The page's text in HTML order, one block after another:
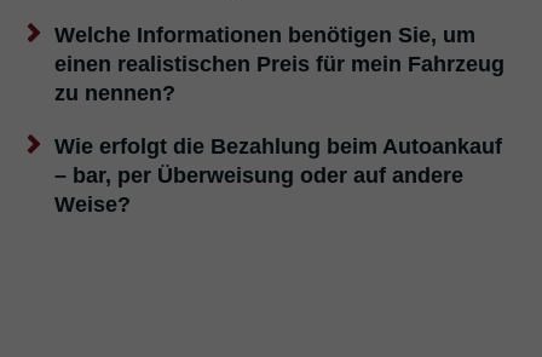
Welche Informationen benötigen Sie, um
einen realistischen Preis für mein Fahrzeug
zu nennen?
Wie erfolgt die Bezahlung beim Autoankauf
– bar, per Überweisung oder auf andere
Weise?